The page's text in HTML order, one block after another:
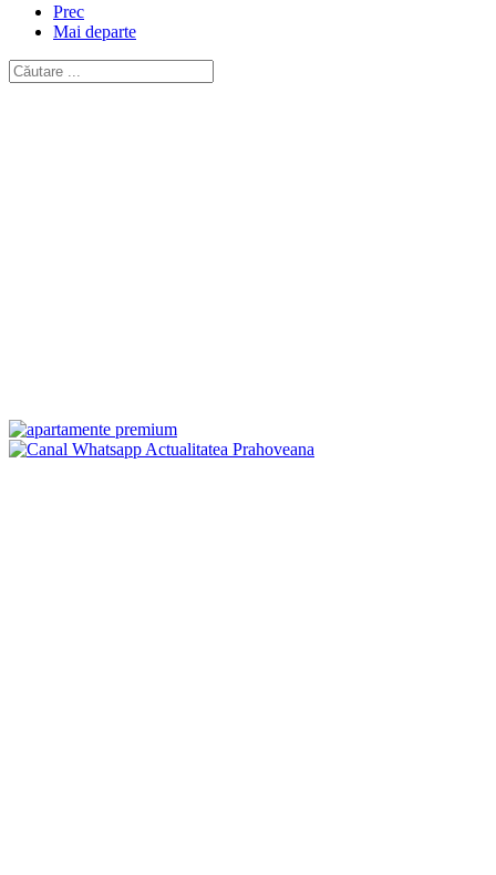
Prec
Mai departe